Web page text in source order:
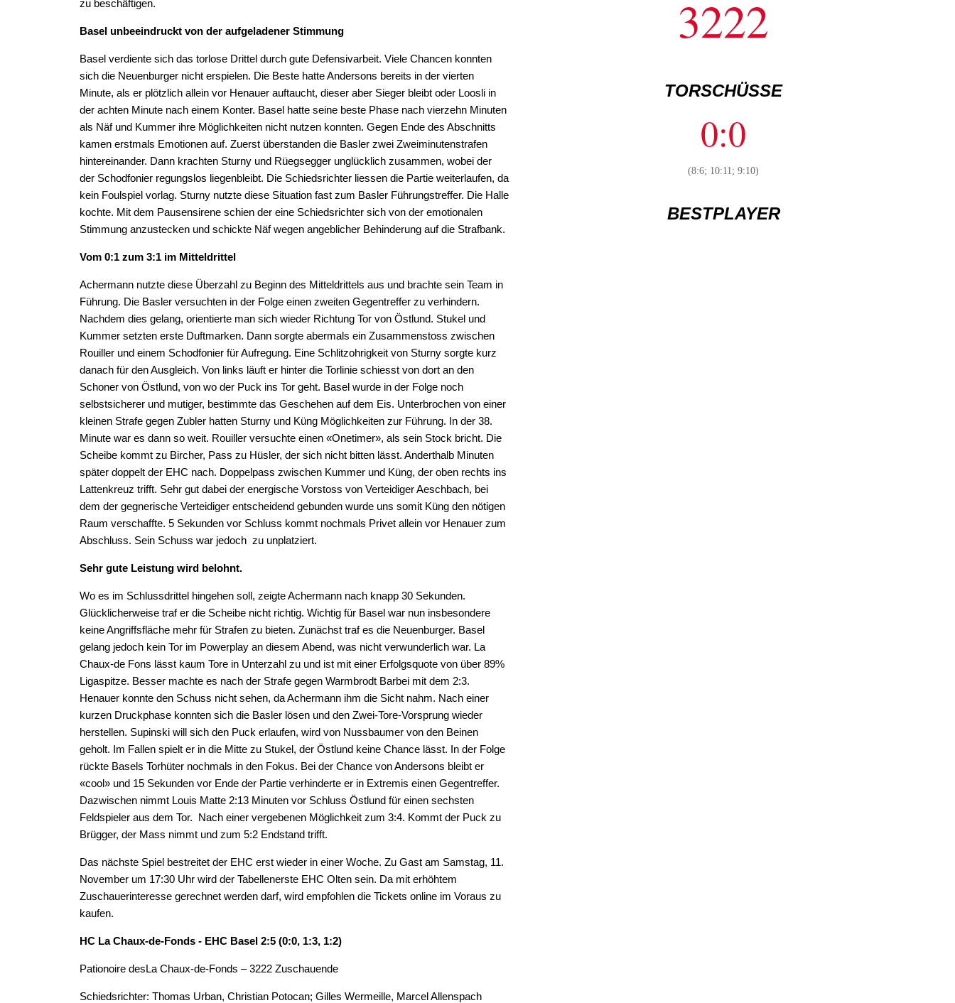
zu beschäftigen.
Basel unbeeindruckt von der aufgeladener Stimmung
Basel verdiente sich das torlose Drittel durch gute Defensivarbeit. Viele Chancen konnten
sich die Neuenburger nicht erspielen. Die Beste hatte Andersons bereits in der vierten
Minute, als er plötzlich allein vor Henauer auftaucht, dieser aber Sieger bleibt oder Loosli in
der achten Minute nach einem Konter. Basel hatte seine beste Phase nach vierzehn Minuten
als Näf und Kummer ihre Möglichkeiten nicht nutzen konnten. Gegen Ende des Abschnitts
kamen erstmals Emotionen auf. Zuerst überstanden die Basler zwei Zweiminutenstrafen
hintereinander. Dann krachten Sturny und Rüegsegger unglücklich zusammen, wobei der
der Schodfonier regungslos liegenbleibt. Die Schiedsrichter liessen die Partie weiterlaufen, da
kein Foulspiel vorlag. Sturny nutzte diese Situation fast zum Basler Führungstreffer. Die Halle
kochte. Mit dem Pausensirene schien der eine Schiedsrichter sich von der emotionalen
Stimmung anzustecken und schickte Näf wegen angeblicher Behinderung auf die Strafbank.
Vom 0:1 zum 3:1 im Mitteldrittel
Achermann nutzte diese Überzahl zu Beginn des Mitteldrittels aus und brachte sein Team in
Führung. Die Basler versuchten in der Folge einen zweiten Gegentreffer zu verhindern.
Nachdem dies gelang, orientierte man sich wieder Richtung Tor von Östlund. Stukel und
Kummer setzten erste Duftmarken. Dann sorgte abermals ein Zusammenstoss zwischen
Rouiller und einem Schodfonier für Aufregung. Eine Schlitzohrigkeit von Sturny sorgte kurz
danach für den Ausgleich. Von links läuft er hinter die Torlinie schiesst von dort an den
Schoner von Östlund, von wo der Puck ins Tor geht. Basel wurde in der Folge noch
selbstsicherer und mutiger, bestimmte das Geschehen auf dem Eis. Unterbrochen von einer
kleinen Strafe gegen Zubler hatten Sturny und Küng Möglichkeiten zur Führung. In der 38.
Minute war es dann so weit. Rouiller versuchte einen «Onetimer», als sein Stock bricht. Die
Scheibe kommt zu Bircher, Pass zu Hüsler, der sich nicht bitten lässt. Anderthalb Minuten
später doppelt der EHC nach. Doppelpass zwischen Kummer und Küng, der oben rechts ins
Lattenkreuz trifft. Sehr gut dabei der energische Vorstoss von Verteidiger Aeschbach, bei
dem der gegnerische Verteidiger entscheidend gebunden wurde uns somit Küng den nötigen
Raum verschaffte. 5 Sekunden vor Schluss kommt nochmals Privet allein vor Henauer zum
Abschluss. Sein Schuss war jedoch zu unplatziert.
Sehr gute Leistung wird belohnt.
Wo es im Schlussdrittel hingehen soll, zeigte Achermann nach knapp 30 Sekunden.
Glücklicherweise traf er die Scheibe nicht richtig. Wichtig für Basel war nun insbesondere
keine Angriffsfläche mehr für Strafen zu bieten. Zunächst traf es die Neuenburger. Basel
gelang jedoch kein Tor im Powerplay an diesem Abend, was nicht verwunderlich war. La
Chaux-de Fons lässt kaum Tore in Unterzahl zu und ist mit einer Erfolgsquote von über 89%
Ligaspitze. Besser machte es nach der Strafe gegen Warmbrodt Barbei mit dem 2:3.
Henauer konnte den Schuss nicht sehen, da Achermann ihm die Sicht nahm. Nach einer
kurzen Druckphase konnten sich die Basler lösen und den Zwei-Tore-Vorsprung wieder
herstellen. Supinski will sich den Puck erlaufen, wird von Nussbaumer von den Beinen
geholt. Im Fallen spielt er in die Mitte zu Stukel, der Östlund keine Chance lässt. In der Folge
rückte Basels Torhüter nochmals in den Fokus. Bei der Chance von Andersons bleibt er
«cool» und 15 Sekunden vor Ende der Partie verhinderte er in Extremis einen Gegentreffer.
Dazwischen nimmt Louis Matte 2:13 Minuten vor Schluss Östlund für einen sechsten
Feldspieler aus dem Tor. Nach einer vergebenen Möglichkeit zum 3:4. Kommt der Puck zu
Brügger, der Mass nimmt und zum 5:2 Endstand trifft.
Das nächste Spiel bestreitet der EHC erst wieder in einer Woche. Zu Gast am Samstag, 11.
November um 17:30 Uhr wird der Tabellenerste EHC Olten sein. Da mit erhöhtem
Zuschauerinteresse gerechnet werden darf, wird empfohlen die Tickets online im Voraus zu
kaufen.
HC La Chaux-de-Fonds - EHC Basel 2:5 (0:0, 1:3, 1:2)
Pationoire desLa Chaux-de-Fonds – 3222 Zuschauende
Schiedsrichter: Thomas Urban, Christian Potocan; Gilles Wermeille, Marcel Allenspach
3222
TORSCHÜSSE
0:0
(8:6; 10:11; 9:10)
BESTPLAYER